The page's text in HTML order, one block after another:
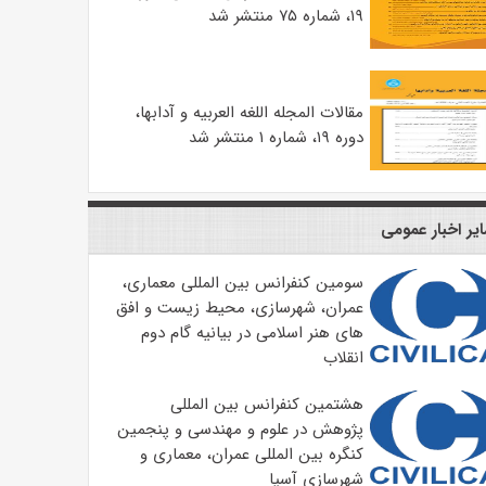
۱۹، شماره ۷۵ منتشر شد
مقالات المجله اللغه العربیه و آدابها،
دوره ۱۹، شماره ۱ منتشر شد
اخبار عمومی
سومین کنفرانس بین المللی معماری،
عمران، شهرسازی، محیط زیست و افق
های هنر اسلامی در بیانیه گام دوم
انقلاب
هشتمین کنفرانس بین المللی
پژوهش در علوم و مهندسی و پنجمین
کنگره بین المللی عمران، معماری و
شهرسازی آسیا